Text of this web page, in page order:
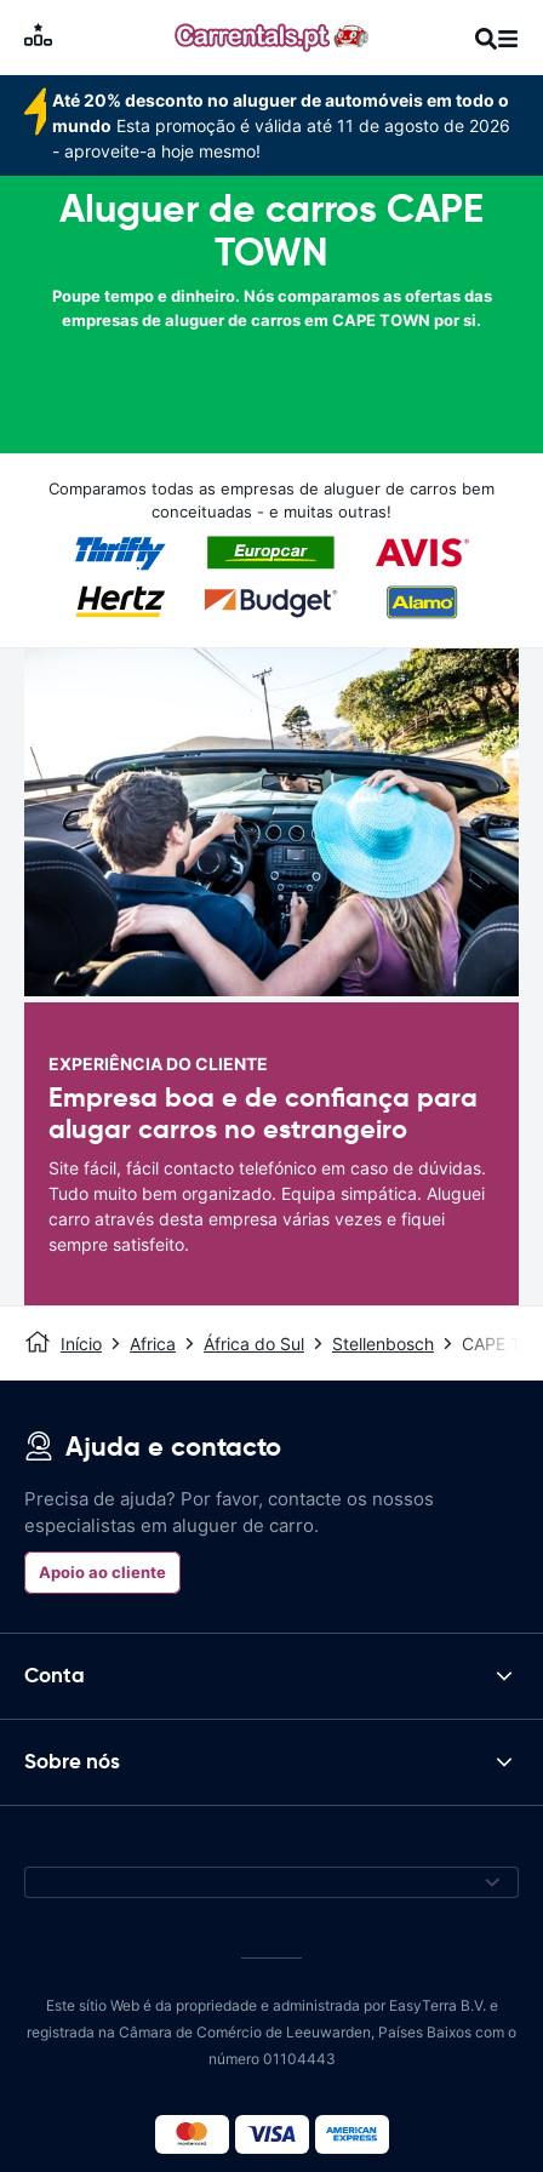
Até 20% desconto no aluguer de automóveis em todo o
mundo Esta promoção é válida até 11 de agosto de 2026
- aproveite-a hoje mesmo!
Aluguer de carros CAPE
TOWN
Poupe tempo e dinheiro. Nós comparamos as ofertas das
empresas de aluguer de carros em CAPE TOWN por si.
Comparamos todas as empresas de aluguer de carros bem
conceituadas - e muitas outras!
EXPERIÊNCIA DO CLIENTE
Empresa boa e de confiança para
alugar carros no estrangeiro
Site fácil, fácil contacto telefónico em caso de dúvidas.
Tudo muito bem organizado. Equipa simpática. Aluguei
carro através desta empresa várias vezes e fiquei
sempre satisfeito.
Início Africa África do Sul Stellenbosch CAPE
Ajuda e contacto
Precisa de ajuda? Por favor, contacte os nossos
especialistas em aluguer de carro.
Apoio ao cliente
Conta
Sobre nós
Este sítio Web é da propriedade e administrada por EasyTerra B.V. e
registrada na Câmara de Comércio de Leeuwarden, Países Baixos com o
número 01104443